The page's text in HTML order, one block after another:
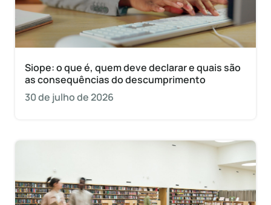
Siope: o que é, quem deve declarar e quais são
as consequências do descumprimento
30 de julho de 2026